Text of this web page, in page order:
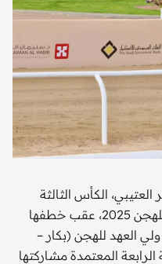
الكأس الثالثة
للسعودية في مهرجان ولي العهد للهجن 2025، عقب خطفها
العهد للهجن (بكار –
المعتمدة مشاركتها